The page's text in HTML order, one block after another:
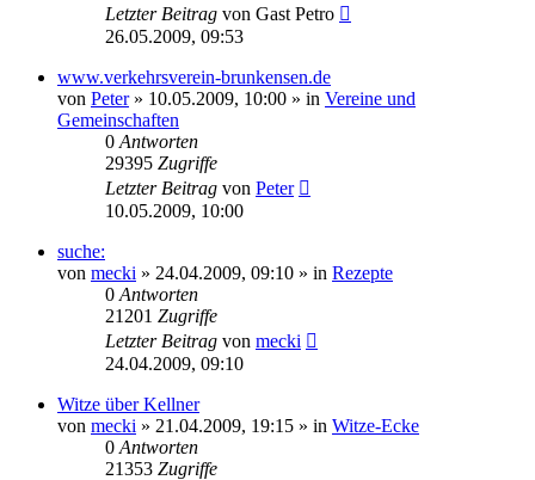
Letzter Beitrag von Gast Petro
26.05.2009, 09:53
www.verkehrsverein-brunkensen.de
von Peter» 10.05.2009, 10:00 » in Vereine und
Gemeinschaften
0 Antworten
29395 Zugriffe
Letzter Beitrag von Peter
10.05.2009, 10:00
suche:
von mecki » 24.04.2009, 09:10 » in Rezepte
0 Antworten
21201 Zugriffe
Letzter Beitrag von mecki
24.04.2009, 09:10
Witze über Kellner
von mecki » 21.04.2009, 19:15 » in Witze-Ecke
0 Antworten
21353 Zugriffe